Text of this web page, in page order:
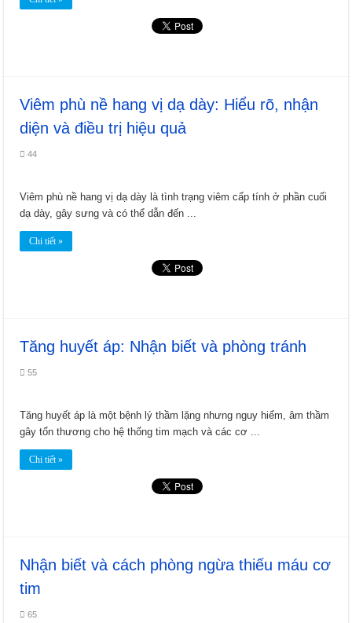
Viêm phù nề hang vị dạ dày: Hiểu rõ, nhận
diện và điều trị hiệu quả
44
Viêm phù nề hang vị dạ dày là tình trạng viêm cấp tính ở phần cuối
dạ dày, gây sưng và có thể dẫn đến ...
Chi tiết »
Tăng huyết áp: Nhận biết và phòng tránh
55
Tăng huyết áp là một bệnh lý thầm lặng nhưng nguy hiểm, âm thầm
gây tổn thương cho hệ thống tim mạch và các cơ ...
Chi tiết »
Nhận biết và cách phòng ngừa thiếu máu cơ
tim
65